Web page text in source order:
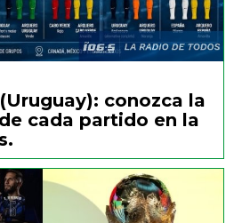
conozca la
cada partido en la